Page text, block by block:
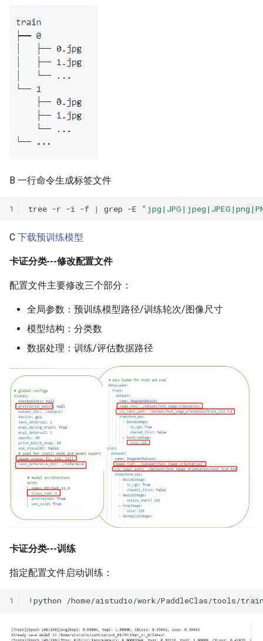
B 一行命令生成标签文件
1 tree -r -i -f | grep -E
C 下载预训练模型
卡证分类---修改配置文件
配置文件主要修改三个部分：
全局参数：预训练模型路径/训练轮次/图像尺寸
模型结构：分类数
数据处理：训练/评估数据路径
卡证分类---训练
指定配置文件启动训练：
1 !python /home/aistudio/work/PaddleClas/tools/